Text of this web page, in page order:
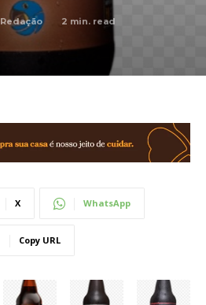
Redação 2 min. read
X WhatsApp
Copy URL